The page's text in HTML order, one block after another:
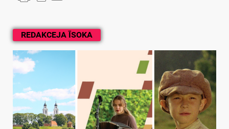
REDAKCEJA ĪSOKA